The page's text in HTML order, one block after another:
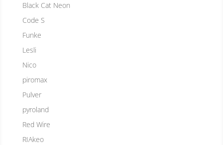
Black Cat Neon
Code S
Funke
Lesli
Nico
piromax
Pulver
pyroland
Red Wire
RIAkeo